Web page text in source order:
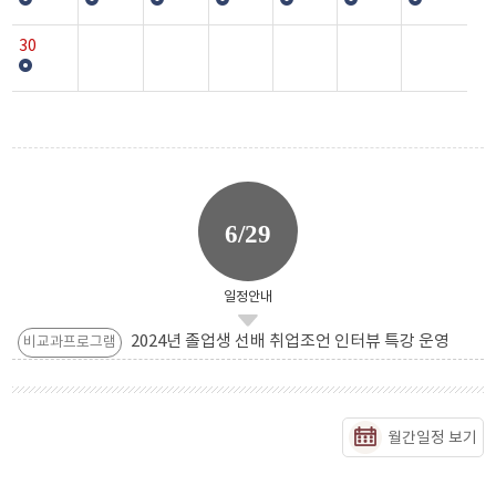
30
6/29
일정안내
비교과프로그램 2024년 졸업생 선배 취업조언 인터뷰 특강 운영
월간일정 보기